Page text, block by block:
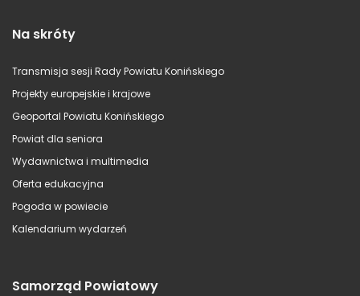
Na skróty
Transmisja sesji Rady Powiatu Konińskiego
Projekty europejskie i krajowe
Geoportal Powiatu Konińskiego
Powiat dla seniora
Wydawnictwa i multimedia
Oferta edukacyjna
Pogoda w powiecie
Kalendarium wydarzeń
Samorząd Powiatowy